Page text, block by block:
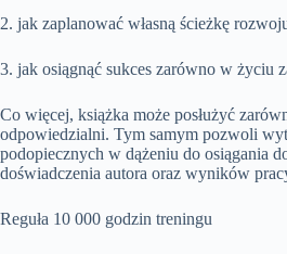
2. jak zaplanować własną ścieżkę
3. jak osiągnąć sukces zarówno w życiu
Co więcej, książka może posłużyć
odpowiedzialni. Tym samym pozwoli
podopiecznych w dążeniu do osiągania
doświadczenia autora oraz wyników
Reguła 10 000 godzin treningu